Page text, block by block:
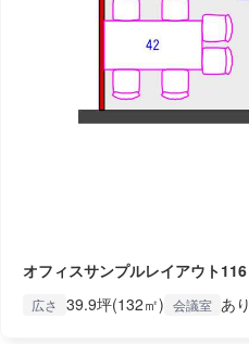
オフィスサンプルレイアウト116
広さ 39.9坪(132㎡) 会議室 あり